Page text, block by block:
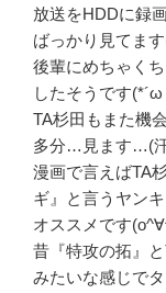
放送をHDDに録
ばっかり見てま
後輩にめちゃく
したそうです(*´ω
TA杉田もまた機
多分…見ます…(
漫画で言えばTA
ギ』と言うヤン
オススメです
昔『特攻の拓』
みたいな感じで